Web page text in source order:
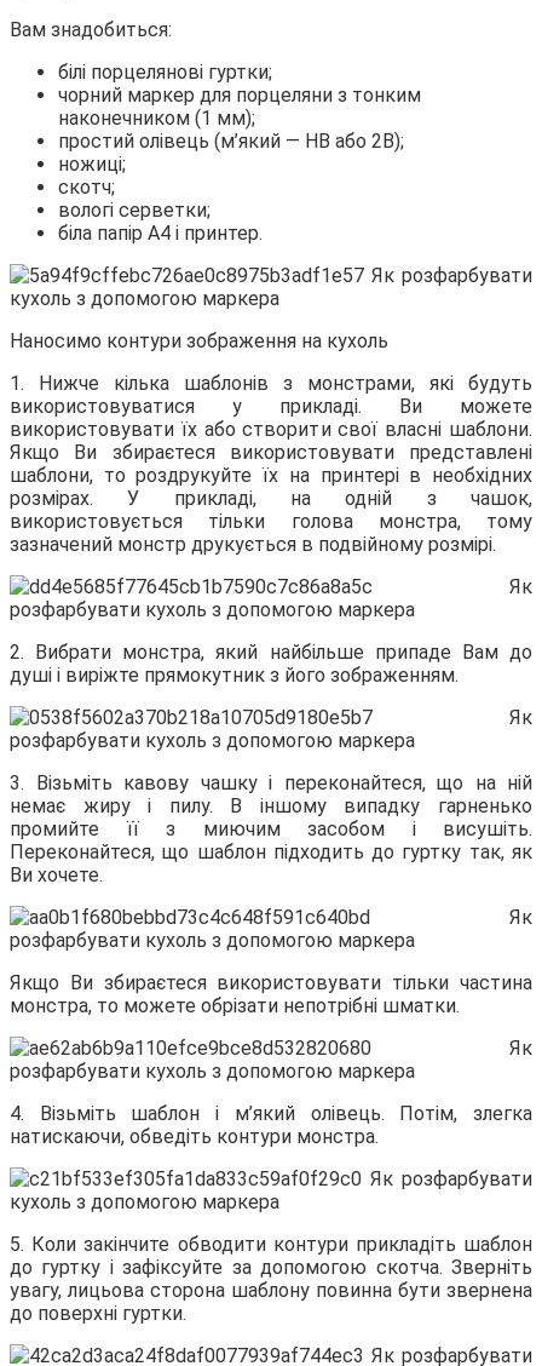
Вам знадобиться:
білі порцелянові гуртки;
чорний маркер для порцеляни з тонким
наконечником (1 мм);
простий олівець (м’який — HB або 2B);
ножиці;
скотч;
вологі серветки;
біла папір А4 і принтер.
Наносимо контури зображення на кухоль
1. Нижче кілька шаблонів з монстрами, які будуть
використовуватися у прикладі. Ви можете
використовувати їх або створити свої власні шаблони.
Якщо Ви збираєтеся використовувати представлені
шаблони, то роздрукуйте їх на принтері в необхідних
розмірах. У прикладі, на одній з чашок,
використовується тільки голова монстра, тому
зазначений монстр друкується в подвійному розмірі.
2. Вибрати монстра, який найбільше припаде Вам до
душі і виріжте прямокутник з його зображенням.
3. Візьміть кавову чашку і переконайтеся, що на ній
немає жиру і пилу. В іншому випадку гарненько
промийте її з миючим засобом і висушіть.
Переконайтеся, що шаблон підходить до гуртку так, як
Ви хочете.
Якщо Ви збираєтеся використовувати тільки частина
монстра, то можете обрізати непотрібні шматки.
4. Візьміть шаблон і м’який олівець. Потім, злегка
натискаючи, обведіть контури монстра.
5. Коли закінчите обводити контури прикладіть шаблон
до гуртку і зафіксуйте за допомогою скотча. Зверніть
увагу, лицьова сторона шаблону повинна бути звернена
до поверхні гуртки.